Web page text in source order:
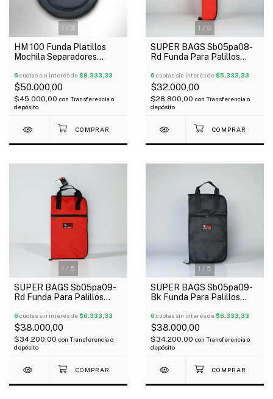
1 / 3
HM 100 Funda Platillos
Mochila Separadores
6 cuotas sin interés de$8.333,33
$50.000,00
$45.000,00 con Transferencia o
depósito
1 / 5
SUPER BAGS Sb05pa08-
Rd Funda Para Palillos
6 cuotas sin interés de$5.333,33
$32.000,00
$28.800,00 con Transferencia o
depósito
1 / 5
SUPER BAGS Sb05pa09-
Rd Funda Para Palillos
5Mm
6 cuotas sin interés de$6.333,33
$38.000,00
$34.200,00 con Transferencia o
depósito
1 / 5
SUPER BAGS Sb05pa09-
Bk Funda Para Palillos
5Mm
6 cuotas sin interés de$6.333,33
$38.000,00
$34.200,00 con Transferencia o
depósito